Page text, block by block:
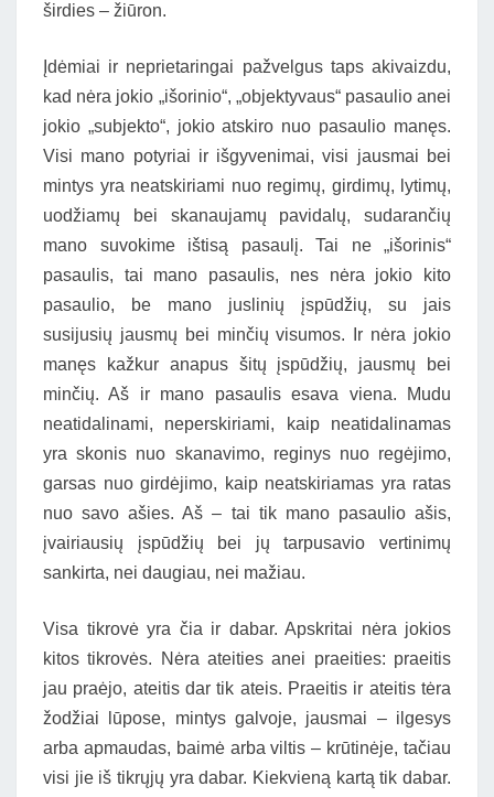
širdies – žiūron.
Įdėmiai ir neprietaringai pažvelgus taps akivaizdu,
kad nėra jokio „išorinio“, „objektyvaus“ pasaulio anei
jokio „subjekto“, jokio atskiro nuo pasaulio manęs.
Visi mano potyriai ir išgyvenimai, visi jausmai bei
mintys yra neatskiriami nuo regimų, girdimų, lytimų,
uodžiamų bei skanaujamų pavidalų, sudarančių
mano suvokime ištisą pasaulį. Tai ne „išorinis“
pasaulis, tai mano pasaulis, nes nėra jokio kito
pasaulio, be mano juslinių įspūdžių, su jais
susijusių jausmų bei minčių visumos. Ir nėra jokio
manęs kažkur anapus šitų įspūdžių, jausmų bei
minčių. Aš ir mano pasaulis esava viena. Mudu
neatidalinami, neperskiriami, kaip neatidalinamas
yra skonis nuo skanavimo, reginys nuo regėjimo,
garsas nuo girdėjimo, kaip neatskiriamas yra ratas
nuo savo ašies. Aš – tai tik mano pasaulio ašis,
įvairiausių įspūdžių bei jų tarpusavio vertinimų
sankirta, nei daugiau, nei mažiau.
Visa tikrovė yra čia ir dabar. Apskritai nėra jokios
kitos tikrovės. Nėra ateities anei praeities: praeitis
jau praėjo, ateitis dar tik ateis. Praeitis ir ateitis tėra
žodžiai lūpose, mintys galvoje, jausmai – ilgesys
arba apmaudas, baimė arba viltis – krūtinėje, tačiau
visi jie iš tikrųjų yra dabar. Kiekvieną kartą tik dabar.